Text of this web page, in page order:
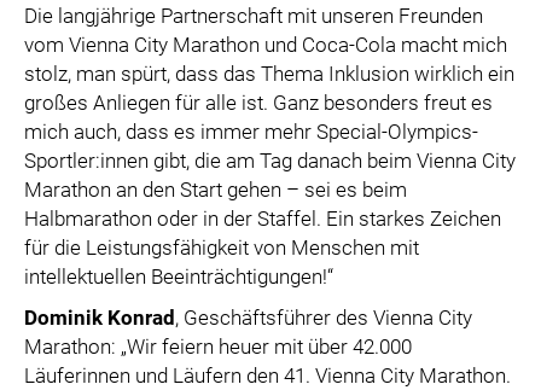
Die langjährige Partnerschaft mit unseren Freunden
vom Vienna City Marathon und Coca-Cola macht mich
stolz, man spürt, dass das Thema Inklusion wirklich ein
großes Anliegen für alle ist. Ganz besonders freut es
mich auch, dass es immer mehr Special-Olympics-
Sportler:innen gibt, die am Tag danach beim Vienna City
Marathon an den Start gehen – sei es beim
Halbmarathon oder in der Staffel. Ein starkes Zeichen
für die Leistungsfähigkeit von Menschen mit
intellektuellen Beeinträchtigungen!“
Dominik Konrad, Geschäftsführer des Vienna City
Marathon: „Wir feiern heuer mit über 42.000
Läuferinnen und Läufern den 41. Vienna City Marathon.